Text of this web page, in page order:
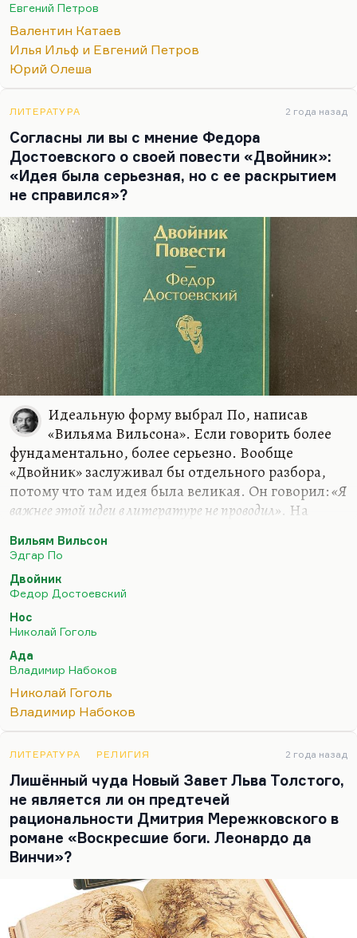
времена, его бы никто не заметил.
А Бендер – ослепителен, Бендер – личность, да,
медальный профиль, все дела. Бендер прекрасно
Остапа…
Евгений Петров
Валентин Катаев
Илья Ильф и Евгений Петров
Юрий Олеша
ЛИТЕРАТУРА 2 года назад
Согласны ли вы с мнение Федора
Достоевского о своей повести «Двойник»:
«Идея была серьезная, но с ее раскрытием
не справился»?
Идеальную форму выбрал По, написав
«Вильяма Вильсона». Если говорить более
фундаментально, более серьезно. Вообще
«Двойник» заслуживал бы отдельного разбора,
потому что там идея была великая. Он говорил:«Я
важнее этой идеи в литературе не проводил». На
инквизитор более важная идея, более интересная
история. В чем важность идеи? Я не говорю о том,
что он прекрасно написан. Прекрасно описан
дебют безумия и раздвоение Голядкина. Я
думаю, важность этой идеи даже не в том, что
наглые, успешные люди, что, условно говоря,
всегда есть наш успешный двойник. Условно
говоря, наши неудачи – это чьи-то…
Вильям Вильсон
Эдгар По
Двойник
Федор Достоевский
Нос
Николай Гоголь
Ада
Владимир Набоков
Николай Гоголь
Владимир Набоков
ЛИТЕРАТУРА РЕЛИГИЯ 2 года назад
Лишённый чуда Новый Завет Льва Толстого,
не является ли он предтечей
рациональности Дмитрия Мережковского в
романе «Воскресшие боги. Леонардо да
Винчи»?